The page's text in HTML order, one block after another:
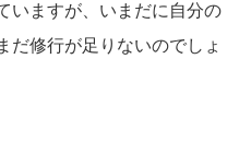
いますが、いまだに自分の
だ修行が足りないのでしょ